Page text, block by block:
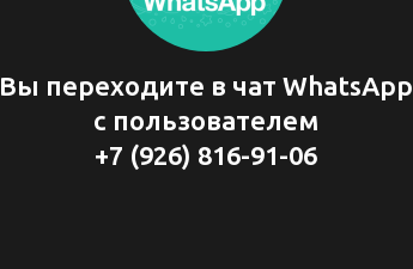
Вы переходите в чат WhatsApp
с пользователем
+7 (926) 816-91-06